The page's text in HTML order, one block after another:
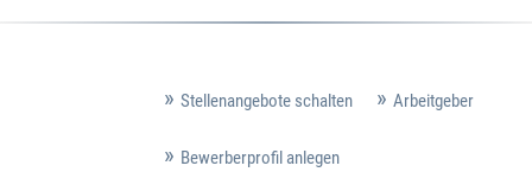
Stellenangebote schalten Arbeitgeber
Bewerberprofil anlegen